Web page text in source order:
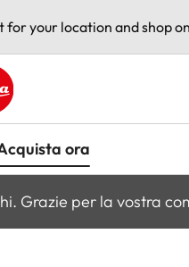
your location and shop
- Home
ora
Grazie per la vostra